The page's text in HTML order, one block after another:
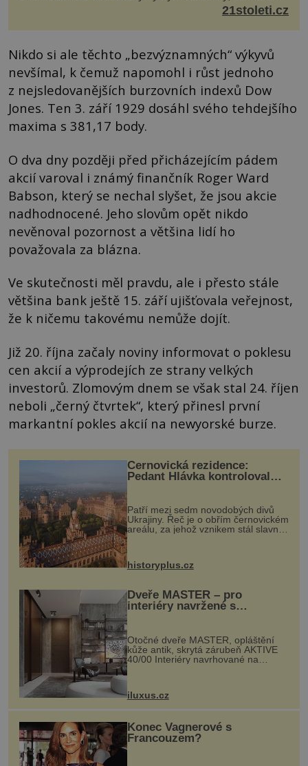
má nejen plášť plný trosek z dávných impaktů,...21stoleti.cz
Nikdo si ale těchto „bezvýznamných“ výkyvů
nevšímal, k čemuž napomohl i růst jednoho
z nejsledovanějších burzovních indexů Dow
Jones. Ten 3. září 1929 dosáhl svého tehdejšího
maxima s 381,17 body.
O dva dny později před přicházejícím pádem
akcií varoval i známý finančník Roger Ward
Babson, který se nechal slyšet, že jsou akcie
nadhodnocené. Jeho slovům opět nikdo
nevěnoval pozornost a většina lidí ho
považovala za blázna.
Ve skutečnosti měl pravdu, ale i přesto stále
většina bank ještě 15. září ujišťovala veřejnost,
že k ničemu takovému nemůže dojít.
Již 20. října začaly noviny informovat o poklesu
cen akcií a výprodejích ze strany velkých
investorů. Zlomovým dnem se však stal 24. říjen
neboli „černý čtvrtek“, který přinesl první
markantní pokles akcií na newyorské burze.
Černovická rezidence:
Pedant Hlávka kontroloval
Patří mezi sedm novodobých divů
Ukrajiny. Řeč je o obřím černovickém
areálu, za jehož vznikem stál slavný
český architekt Josef Hlávka. Ten si
na něm dal mimořádně záležet. Jeho
stavební plány by při ...
historyplus.cz
Dveře MASTER – pro
interiéry navržené s
rozumem i vášní!
Otočné dveře MASTER, opláštění
kůže antik, skrytá zárubeň AKTIVE
40/00 Interiéry navrhované na
zakázku často vyžadují atypické
rozměry nejen nábytku, ale i
dnes umož...
iluxus.cz
Konec Vagnerové s
Francouzem?